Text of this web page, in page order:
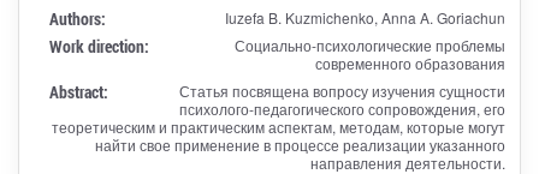
Authors: Iuzefa B. Kuzmichenko, Anna A. Goriachun
Work direction:
Социально-психологические проблемы
современного образования
Abstract:
Статья посвящена вопросу изучения сущности
психолого-педагогического сопровождения, его
теоретическим и практическим аспектам, методам, которые могут
найти свое применение в процессе реализации указанного
направления деятельности.